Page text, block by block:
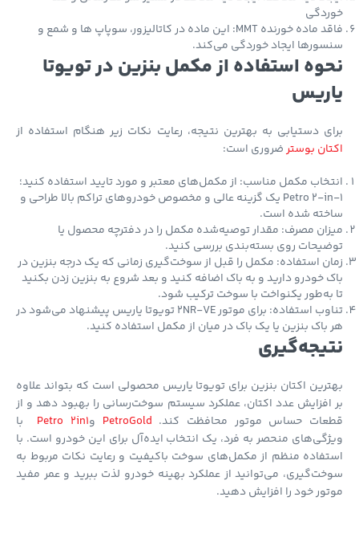
فاقد ماده خورنده MMT: این ماده در کاتالیزور، سوپاپ ها و شمع و
ایجاد خوردگی می‌کند.
استفاده از مکمل بنزین در تویوتا
دستیابی به بهترین نتیجه، رعایت نکات زیر هنگام استفاده از
بوسترضروری است:
مکمل مناسب: از مکمل‌های معتبر و مورد تایید استفاده کنید؛
Petro 2-in-1 یک گزینه عالی و مخصوص خودروهای تراکم بالا طراحی و
شده است.
مصرف: مقدار توصیه‌شده مکمل را در دفترچه محصول یا
روی بسته‌بندی بررسی کنید.
استفاده: مکمل را قبل از سوخت‌گیری زمانی که یک درجه بنزین در
خودرو دارید و به باک اضافه کنید و بعد شروع به بنزین زدن بکنید
به‌طور یکنواخت با سوخت ترکیب شود.
تناوب استفاده: برای موتور 2NR-VE تویوتا یاریس پیشنهاد می‌شود در
بنزین یا یک باک در میان از مکمل استفاده کنید.
اکتان بنزین برای تویوتا یاریس محصولی است که بتواند علاوه
افزایش عدد اکتان، عملکرد سیستم سوخت‌رسانی را بهبود دهد و از
حساس موتور محافظت کند. PetroGoldوPetro 2in1 با
منحصر به فرد، یک انتخاب ایده‌آل برای این خودرو است. با
منظم از مکمل‌های سوخت باکیفیت و رعایت نکات مربوط به
می‌توانید از عملکرد بهینه خودرو لذت ببرید و عمر مفید
خود را افزایش دهید.